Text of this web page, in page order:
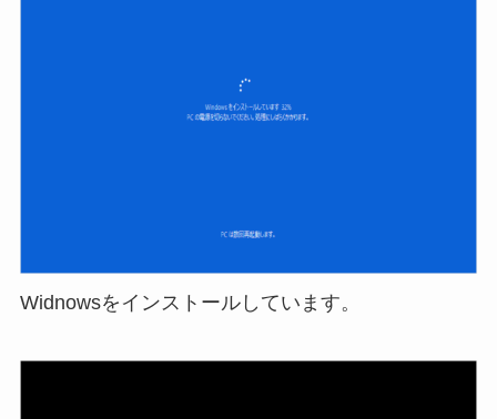
Widnowsをインストールしています。